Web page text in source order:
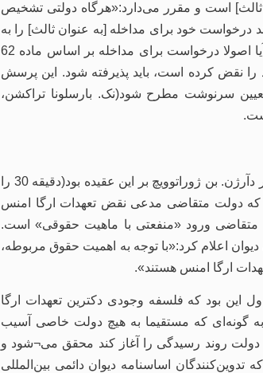
ماده 62 ناظر به مداخله [ورود ثالث] است و مقرر می‌دارد:«هرگاه دولتی تشخیص
خود برای مداخله [به عنوان ثالث] را به
دیوان ارائه نماید»(تاکید اضافه شده است). پرسش مورد بحث این بود که آیا اصولا درخواست برای مداخله بر اساس ماده 62
را نقض کرده است، باید پذیرفته شود. این پرسش
سرنوشت مطرح شود(نک. بارسلونا تراکشن،
مناظره بین سه شرکت‌‌کننده برگزار شد: بن ژوراتویچ، برایان مک گری و پیر دآرژن. بن ژوراتوویچ بر این عقیده بود(دقیقه 30 را
درخواست مداخله طبق ماده 62 را در مواردی که دولت متقاضی مدعی نقض تعهدات ارگا امنس
متقاضی ورود «منفعتی با ماهیت حقوقی» است.
اعلام کرد:«با توجه به اهمیت حقوق مربوطه،
ارگا امنس هستند».
مخالف داشت(دقیقه 23 را ببینید). دلیل اول این بود که فلسفه وجودی دکترین تعهدات ارگا
‌گونه‌ای که مستقیما به هیچ دولت خاصی آسیب
دولت روند رسیدگی را آغاز کند محقق می¬شود و
اساسنامه دیوان دائمی بین‌المللی